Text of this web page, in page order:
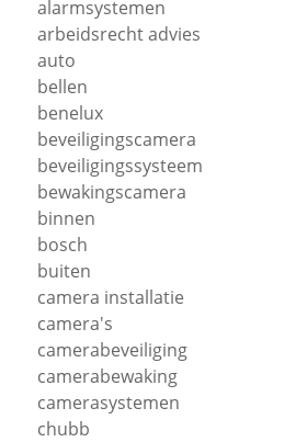
alarmsystemen
arbeidsrecht advies
auto
bellen
benelux
beveiligingscamera
beveiligingssysteem
bewakingscamera
binnen
bosch
buiten
camera installatie
camera's
camerabeveiliging
camerabewaking
camerasystemen
chubb